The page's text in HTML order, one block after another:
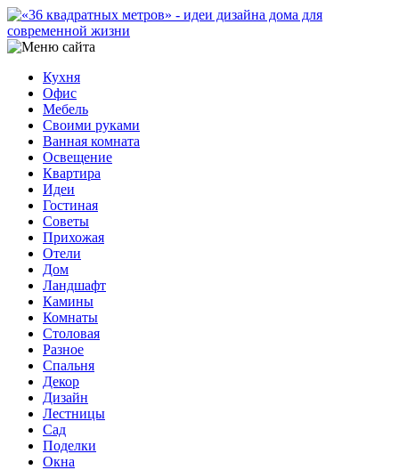
Кухня
Офис
Мебель
Своими руками
Ванная комната
Освещение
Квартира
Идеи
Гостиная
Советы
Прихожая
Отели
Дом
Ландшафт
Камины
Комнаты
Столовая
Разное
Спальня
Декор
Дизайн
Лестницы
Сад
Поделки
Окна